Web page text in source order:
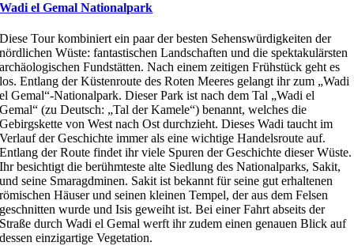
Wadi el Gemal Nationalpark
Diese Tour kombiniert ein paar der besten Sehenswürdigkeiten der
nördlichen Wüste: fantastischen Landschaften und die spektakulärsten
archäologischen Fundstätten. Nach einem zeitigen Frühstück geht es
los. Entlang der Küstenroute des Roten Meeres gelangt ihr zum „Wadi
el Gemal“-Nationalpark. Dieser Park ist nach dem Tal „Wadi el
Gemal“ (zu Deutsch: „Tal der Kamele“) benannt, welches die
Gebirgskette von West nach Ost durchzieht. Dieses Wadi taucht im
Verlauf der Geschichte immer als eine wichtige Handelsroute auf.
Entlang der Route findet ihr viele Spuren der Geschichte dieser Wüste.
Ihr besichtigt die berühmteste alte Siedlung des Nationalparks, Sakit,
und seine Smaragdminen. Sakit ist bekannt für seine gut erhaltenen
römischen Häuser und seinen kleinen Tempel, der aus dem Felsen
geschnitten wurde und Isis geweiht ist. Bei einer Fahrt abseits der
Straße durch Wadi el Gemal werft ihr zudem einen genauen Blick auf
dessen einzigartige Vegetation.